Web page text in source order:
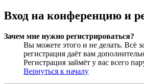
Вход на конференцию и
Зачем мне нужно регистрироваться?
Вы можете этого и не делать. Всё
регистрация даёт вам
Регистрация займёт у вас всего
Вернуться к началу